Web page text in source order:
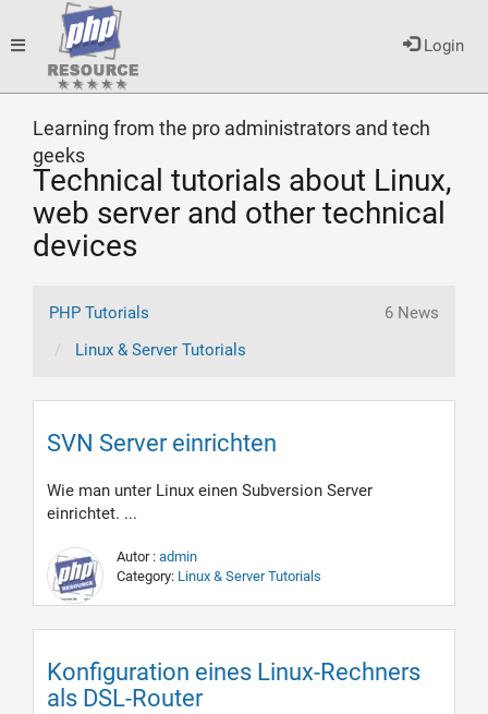
Login
Toggle
navigation
Learning from the pro administrators and tech
geeks
Technical tutorials about Linux,
web server and other technical
devices
PHP Tutorials
Linux & Server Tutorials
6 News
SVN Server einrichten
Wie man unter Linux einen Subversion Server
einrichtet. ...
Autor : admin
Category: Linux & Server Tutorials
Konfiguration eines Linux-Rechners
als DSL-Router